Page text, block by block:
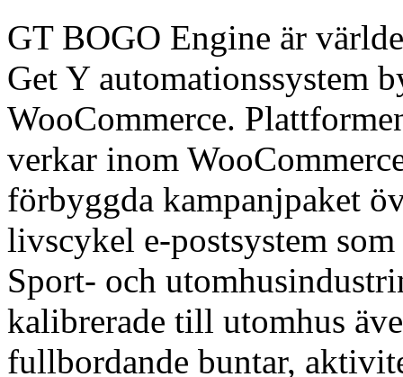
GT BOGO Engine är
Get Y automationssystem
WooCommerce.
verkar inom
förbyggda kampanjpaket
livscykel e-postsystem
Sport- och
kalibrerade till utomhus
fullbordande buntar,